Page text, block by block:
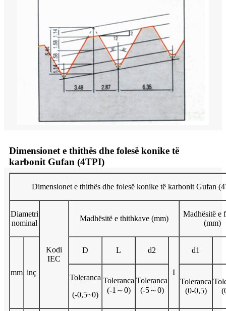
Dimensionet e thithës dhe folesë konike të
karbonit Gufan (4TPI)
Dimensionet e thithës dhe folesë konike të karbonit Gufan
Diametri
nominal
Kodi
IEC
Madhësitë e thithkave (mm)
Madhësitë e
(mm)
mm inç
D L d2
I
d1
Toleranca
(-0,5~0)
Toleranca
(-1～0)
Toleranca
(-5～0)
Toleranca
(0-0,5)